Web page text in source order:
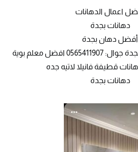
اعمال الدهانات
دهانات بجدة
أفضل دهان بجدة
دهانات قطيفة جوتن بجدة جوال: 0565411907 افضل معلم بوية
قطيفة فانيلا لاتيه جده
دهانات بجدة